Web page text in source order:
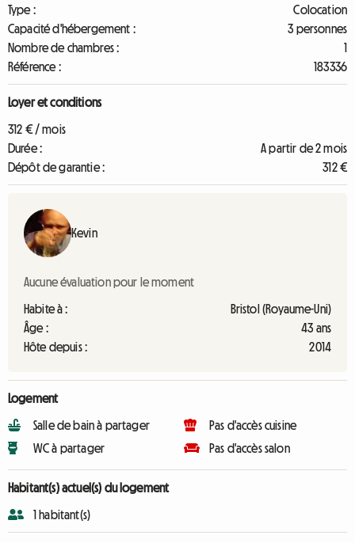
Type :
Colocation
Capacité d'hébergement :
3 personnes
Nombre de chambres :
1
Référence :
183336
Loyer et conditions
312 € / mois
Durée :
A partir de 2 mois
Dépôt de garantie :
312 €
Kevin
Aucune évaluation pour le moment
Habite à :
Bristol (Royaume-Uni)
Âge :
43 ans
Hôte depuis :
2014
Logement
Salle de bain à partager
WC à partager
Pas d'accès cuisine
Pas d'accès salon
Habitant(s) actuel(s) du logement
1 habitant(s)